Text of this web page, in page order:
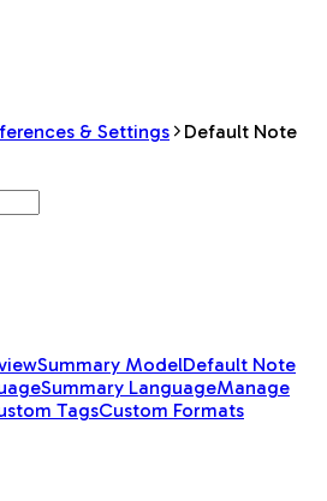
& Settings
Default Note
Summary ModelDefault Note
Summary LanguageManage
TagsCustom Formats